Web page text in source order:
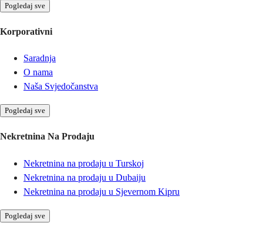
Pogledaj sve
Korporativni
Saradnja
O nama
Naša Svjedočanstva
Pogledaj sve
Nekretnina Na Prodaju
Nekretnina na prodaju u Turskoj
Nekretnina na prodaju u Dubaiju
Nekretnina na prodaju u Sjevernom Kipru
Pogledaj sve